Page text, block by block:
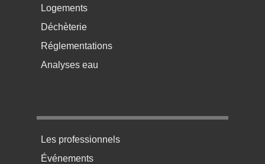
Logements
Déchèterie
Réglementations
Analyses eau
Menu pratique bas de page 3
Les professionnels
Événements